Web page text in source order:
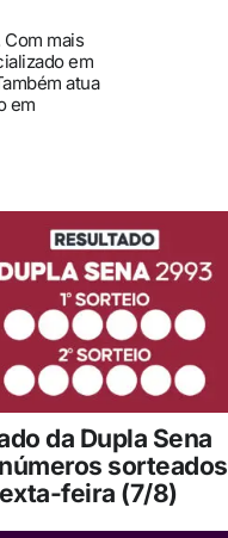
mais
em
atua
em
da Dupla Sena
sorteados
feira (7/8)